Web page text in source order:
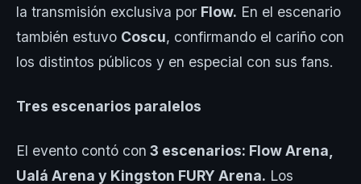
la transmisión exclusiva por Flow. En el escenario
también estuvo Coscu, confirmando el cariño con
los distintos públicos y en especial con sus fans.
Tres escenarios paralelos
El evento contó con 3 escenarios: Flow Arena,
Ualá Arena y Kingston FURY Arena. Los